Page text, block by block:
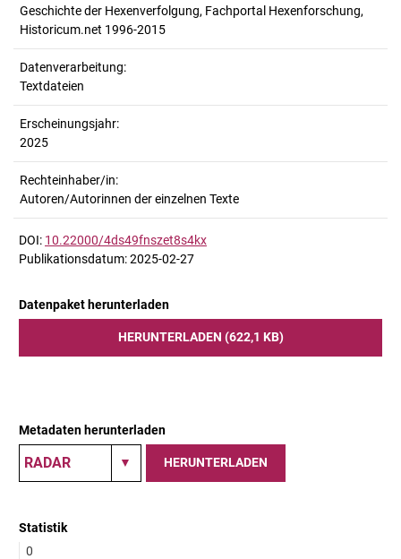
Geschichte der Hexenverfolgung, Fachportal Hexenforschung,
Historicum.net 1996-2015
Datenverarbeitung:
Textdateien
Erscheinungsjahr:
2025
Rechteinhaber/in:
Autoren/Autorinnen der einzelnen Texte
DOI: 10.22000/4ds49fnszet8s4kx
Publikationsdatum: 2025-02-27
Datenpaket herunterladen
HERUNTERLADEN (622,1 KB)
Metadaten herunterladen
HERUNTERLADEN
Statistik
0